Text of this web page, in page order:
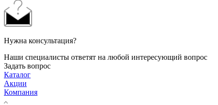
Нужна консультация?
Наши специалисты ответят на любой интересующий вопрос
Задать вопрос
Каталог
Акции
Компания